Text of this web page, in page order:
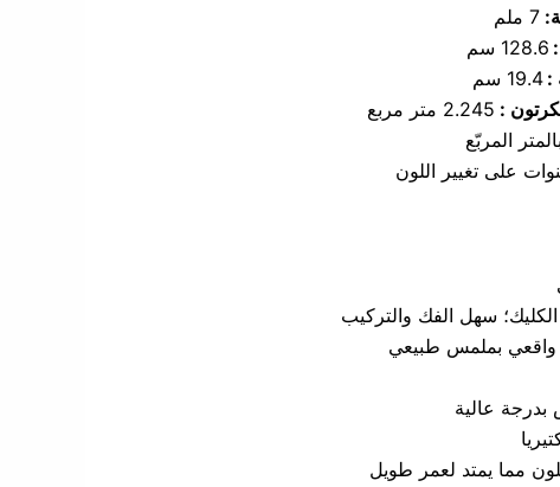
7 ملم
:128.6 سم
:19.4 سم
: 2.245 متر مربع
بالمتر المربّع
سهل الفك والتركيب
بملمس طبيعي
عالية
مما يمتد لعمر طويل